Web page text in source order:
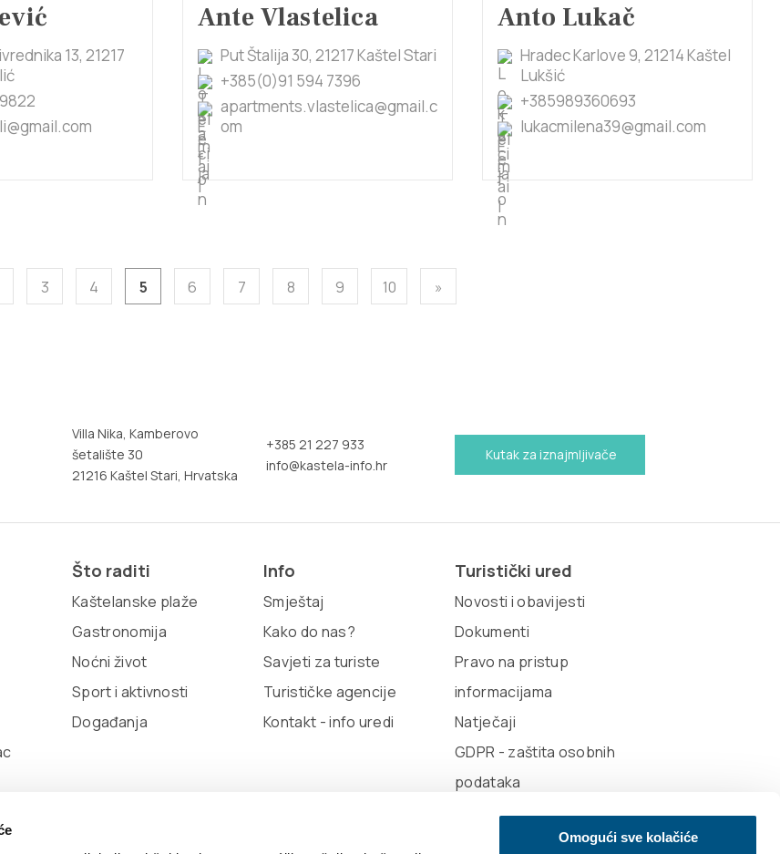
Omogući sve kolačiće
13, 21217
Ante Vlastelica
Put Štalija 30, 21217 Kaštel Stari
+385(0)91 594 7396
apartments.vlastelica@gmail.c
om
Anto Lukač
Hradec Karlove 9, 21214 Kaštel
Lukšić
+385989360693
lukacmilena39@gmail.com
3 4 5 6 7 8 9 10 »
Villa Nika, Kamberovo
šetalište 30
21216 Kaštel Stari, Hrvatska
+385 21 227 933
info@kastela-info.hr
Kutak za iznajmljivače
Što raditi
Kaštelanske plaže
Gastronomija
Noćni život
Sport i aktivnosti
Događanja
Info
Smještaj
Kako do nas?
Savjeti za turiste
Turističke agencije
Kontakt - info uredi
Turistički ured
Novosti i obavijesti
Dokumenti
Pravo na pristup
informacijama
Natječaji
GDPR - zaštita osobnih
podataka